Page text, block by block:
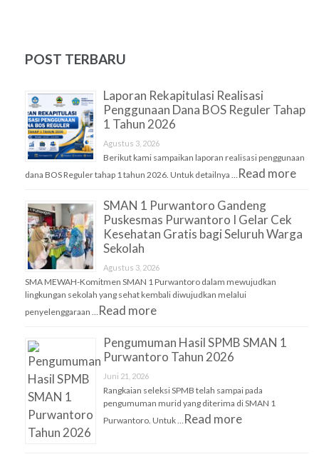
POST TERBARU
Laporan Rekapitulasi Realisasi
Penggunaan Dana BOS Reguler Tahap
1 Tahun 2026
Agustus 3, 2026
Berikut kami sampaikan laporan realisasi penggunaan
dana BOS Reguler tahap 1 tahun 2026. Untuk detailnya …
Read more
SMAN 1 Purwantoro Gandeng
Puskesmas Purwantoro I Gelar Cek
Kesehatan Gratis bagi Seluruh Warga
Sekolah
Agustus 3, 2026
SMA MEWAH-Komitmen SMAN 1 Purwantoro dalam mewujudkan
lingkungan sekolah yang sehat kembali diwujudkan melalui
penyelenggaraan …
Read more
Pengumuman Hasil SPMB SMAN 1
Purwantoro Tahun 2026
Juni 21, 2026
Rangkaian seleksi SPMB telah sampai pada
pengumuman murid yang diterima di SMAN 1
Purwantoro. Untuk …
Read more